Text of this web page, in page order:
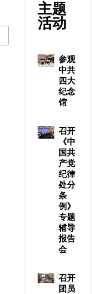
主题
活动
参观
中共
四大
纪念
馆
召开
《中
国共
产党
纪律
处分
条
例》
专题
辅导
报告
会
召开
团员